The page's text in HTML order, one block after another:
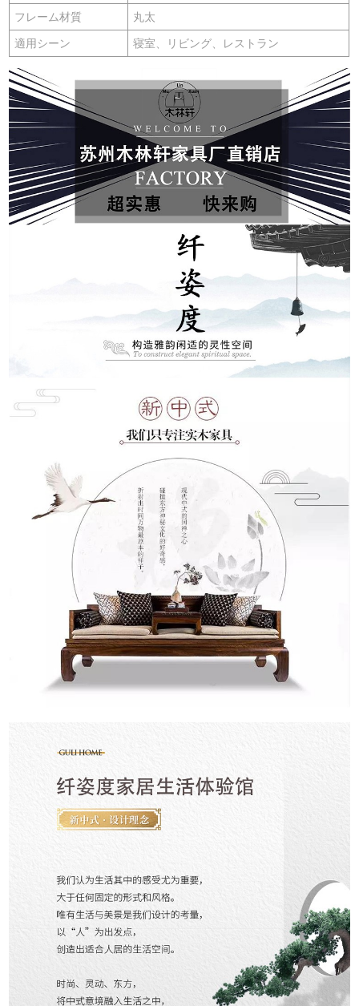
フレーム材質 丸太
適用シーン 寝室、リビング、レストラン